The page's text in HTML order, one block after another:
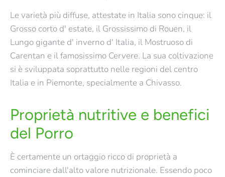
€1,20
Confezione
Confezione: Sfuso al Kg
Questo prodotto è disponibile solo per i
rivenditori.
Sei un rivenditore?Contattaci via mailPer
avere maggiori informazioni. Oppure usa il
Scopri di più
Le varietà più diffuse, attestate in Italia sono cinque: il
Grosso corto d' estate, il Grossissimo di Rouen, il
Lungo gigante d' inverno d' Italia, il Mostruoso di
Carentan e il famosissimo Cervere. La sua coltivazione
si è sviluppata soprattutto nelle regioni del centro
Italia e in Piemonte, specialmente a Chivasso.
Proprietà nutritive e benefici
del Porro
È certamente un ortaggio ricco di proprietà a
cominciare dall'alto valore nutrizionale. Essendo poco